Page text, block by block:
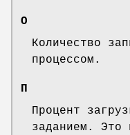
O
Количество
процессом.
П
Процент
заданием. Это